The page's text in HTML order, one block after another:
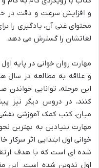
و افزایش سرعت و دقت در
محتوای غنی آن، یادگیری را
لغاتشان را گسترش می دهد.
مهارت روان خوانی در پایه
و علاقه به مطالعه در سال
این مرحله، توانایی
کنند، در دروس دیگر نیز
میان، کتب کمک آموزشی
مهارت بنیادین به بهترین
خوانی اول ابتدایی اثر سرکار
شده ای است که با هدف
اول تدوین شده است. این